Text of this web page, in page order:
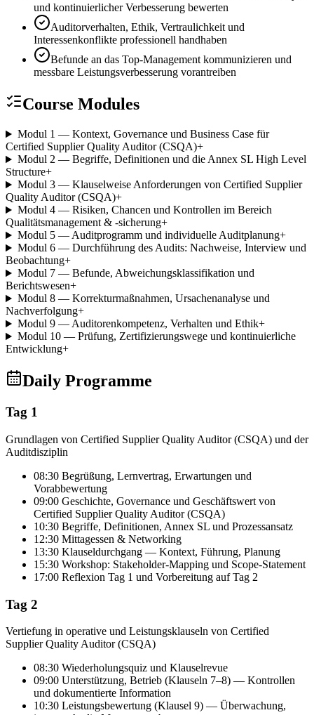
und kontinuierlicher Verbesserung bewerten
Auditorverhalten, Ethik, Vertraulichkeit und
Interessenkonflikte professionell handhaben
Befunde an das Top-Management kommunizieren und
messbare Leistungsverbesserung vorantreiben
Course Modules
Modul 1 — Kontext, Governance und Business Case für
Certified Supplier Quality Auditor (CSQA)+
Modul 2 — Begriffe, Definitionen und die Annex SL High Level
Structure+
Modul 3 — Klauselweise Anforderungen von Certified Supplier
Quality Auditor (CSQA)+
Modul 4 — Risiken, Chancen und Kontrollen im Bereich
Qualitätsmanagement & -sicherung+
Modul 5 — Auditprogramm und individuelle Auditplanung+
Modul 6 — Durchführung des Audits: Nachweise, Interview und
Beobachtung+
Modul 7 — Befunde, Abweichungsklassifikation und
Berichtswesen+
Modul 8 — Korrekturmaßnahmen, Ursachenanalyse und
Nachverfolgung+
Modul 9 — Auditorenkompetenz, Verhalten und Ethik+
Modul 10 — Prüfung, Zertifizierungswege und kontinuierliche
Entwicklung+
Daily Programme
Tag 1
Grundlagen von Certified Supplier Quality Auditor (CSQA) und der
Auditdisziplin
08:30 Begrüßung, Lernvertrag, Erwartungen und
Vorabbewertung
09:00 Geschichte, Governance und Geschäftswert von
Certified Supplier Quality Auditor (CSQA)
10:30 Begriffe, Definitionen, Annex SL und Prozessansatz
12:30 Mittagessen & Networking
13:30 Klauseldurchgang — Kontext, Führung, Planung
15:30 Workshop: Stakeholder-Mapping und Scope-Statement
17:00 Reflexion Tag 1 und Vorbereitung auf Tag 2
Tag 2
Vertiefung in operative und Leistungsklauseln von Certified
Supplier Quality Auditor (CSQA)
08:30 Wiederholungsquiz und Klauselrevue
09:00 Unterstützung, Betrieb (Klauseln 7–8) — Kontrollen
und dokumentierte Information
10:30 Leistungsbewertung (Klausel 9) — Überwachung,